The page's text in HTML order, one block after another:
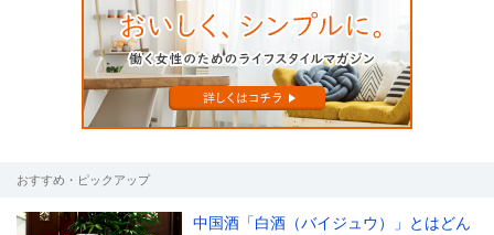
おすすめ・ピックアップ
中国酒「白酒（バイジュウ）」とはどん